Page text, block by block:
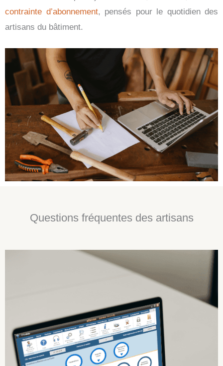
contrainte d’abonnement, pensés pour le quotidien des
artisans du bâtiment.
Questions fréquentes des artisans